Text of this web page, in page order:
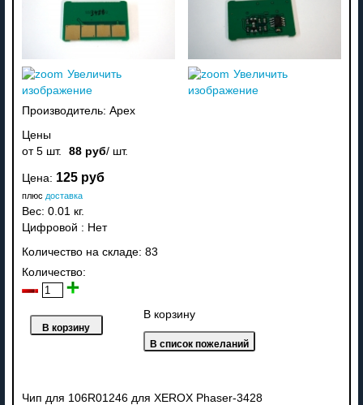
Увеличить
изображение
Увеличить
изображение
Производитель: Apex
Цены
от 5 шт.
88 руб/ шт.
Цена: 125 руб
плюс доставка
Вес: 0.01 кг.
Цифровой : Нет
Количество на складе: 83
Количество:
В корзину
Чип для 106R01246 для XEROX Phaser-3428